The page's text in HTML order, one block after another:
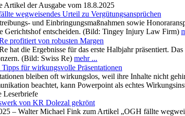
Artikel der Ausgabe vom 18.8.2025
wegweisendes Urteil zu Vergütungsansprüchen
und Einbringungsmaßnahmen sowie
Gerichtshof entscheiden. (Bild: Tingey Injury Law Firm)
profitiert von robusten Margen
hat die Ergebnisse für das erste Halbjahr präsentiert.
(Bild: Swiss Re) mehr ...
Tipps für wirkungsvolle Präsentationen
bleiben oft wirkungslos, weil ihre Inhalte nicht
beachtet, kann Powerpoint als echtes
Leserbriefe
von KR Dolezal gekrönt
– Walter Michael Fink zum Artikel „OGH fällte